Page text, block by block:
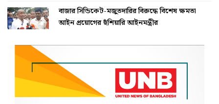
বাজার সিন্ডিকেট-মজুতদারির বিরুদ্ধে বিশেষ ক্ষমতা
আইন প্রয়োগের হুঁশিয়ারি আইনমন্ত্রীর